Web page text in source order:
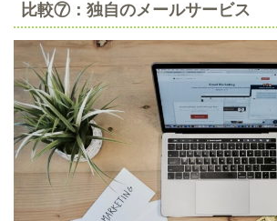
比較⑦：独自のメールサービス